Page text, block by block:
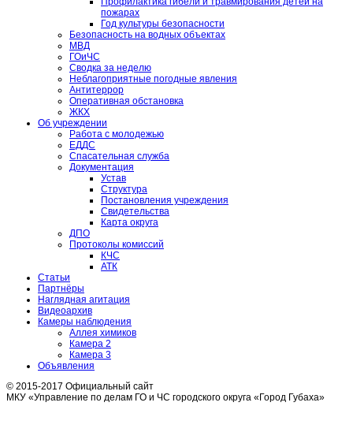
пожарах
Год культуры безопасности
Безопасность на водных объектах
МВД
ГОиЧС
Сводка за неделю
Неблагоприятные погодные явления
Антитеррор
Оперативная обстановка
ЖКХ
Об учреждении
Работа с молодежью
ЕДДС
Спасательная служба
Документация
Устав
Структура
Постановления учреждения
Свидетельства
Карта округа
ДПО
Протоколы комиссий
КЧС
АТК
Статьи
Партнёры
Наглядная агитация
Видеоархив
Камеры наблюдения
Аллея химиков
Камера 2
Камера 3
Объявления
© 2015-2017 Официальный сайт
МКУ «Управление по делам ГО и ЧС городского округа «Город Губаха»